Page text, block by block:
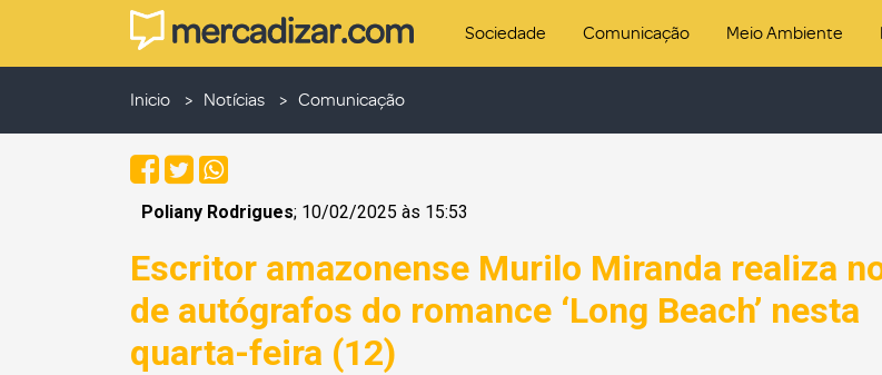
Sociedade Comunicação Meio Ambiente
Inicio Notícias Comunicação
Poliany Rodrigues; 10/02/2025 às 15:53
Escritor amazonense Murilo Miranda realiza
de autógrafos do romance ‘Long Beach’ nesta
quarta-feira (12)